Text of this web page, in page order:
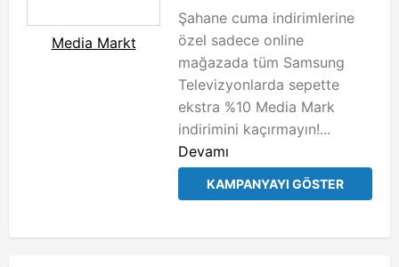
Media Markt
Şahane cuma indirimlerine
özel sadece online
mağazada tüm Samsung
Televizyonlarda sepette
ekstra %10 Media Mark
indirimini kaçırmayın!...
Devamı
KAMPANYAYI GÖSTER